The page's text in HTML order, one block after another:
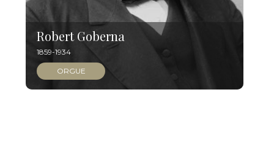
Robert Goberna
1859-1934
ORGUE